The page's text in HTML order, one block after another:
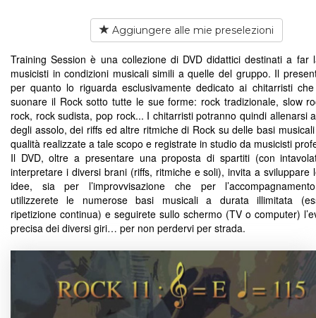
Aggiungere alle mie preselezioni
Training Session è una collezione di DVD didattici destinati a far
musicisti in condizioni musicali simili a quelle del gruppo. Il
per quanto lo riguarda esclusivamente dedicato ai chitarristi
suonare il Rock sotto tutte le sue forme: rock tradizionale, slow
rock, rock sudista, pop rock... I chitarristi potranno quindi allenarsi
degli assolo, dei riffs ed altre ritmiche di Rock su delle basi
qualità realizzate a tale scopo e registrate in studio da musicisti
Il DVD, oltre a presentare una proposta di spartiti (con
interpretare i diversi brani (riffs, ritmiche e soli), invita a sviluppare
idee, sia per l’improvvisazione che per
utilizzerete le numerose basi musicali a durata illimitata
ripetizione continua) e seguirete sullo schermo (TV o computer)
precisa dei diversi giri… per non perdervi per strada.